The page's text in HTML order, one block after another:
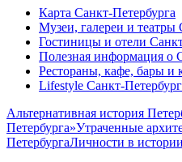
Карта Санкт-Петербурга
Музеи, галереи и театры
Гостиницы и отели
Полезная информация о
Рестораны, кафе, бары и
Lifestyle Санкт-Петербург
Альтернативная история
Петербурга»Утраченные
ПетербургаЛичности в